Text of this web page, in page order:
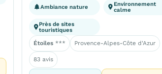
Ambiance nature
Environnement
calme
Près de sites
touristiques
Étoiles *** Provence-Alpes-Côte d'Azur
83 avis